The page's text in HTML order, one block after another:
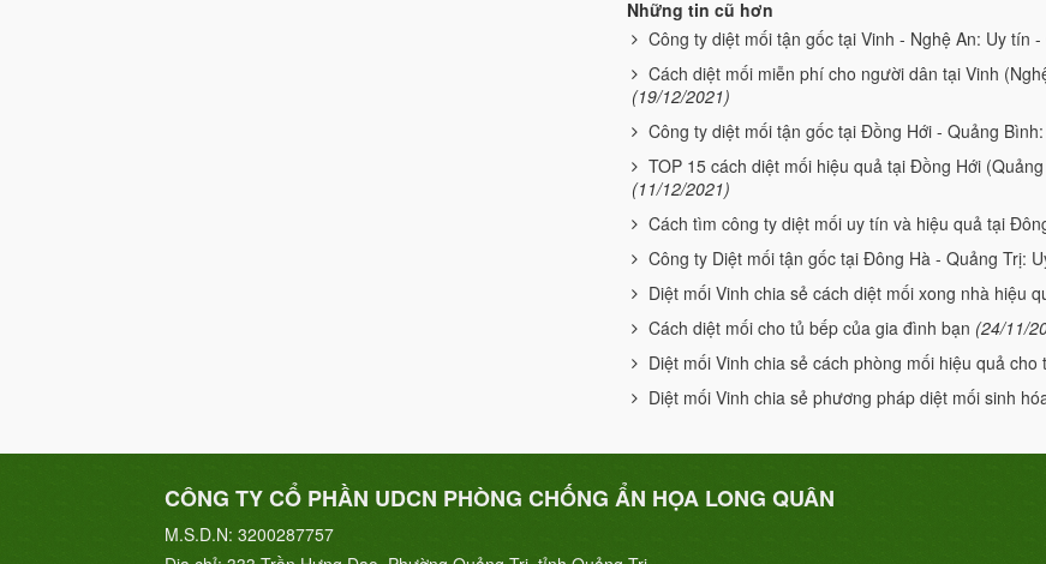
Những tin cũ hơn
Công ty diệt mối tận gốc tại Vinh - Nghệ An: Uy tín
Cách diệt mối miễn phí cho người dân tại Vinh
(19/12/2021)
Công ty diệt mối tận gốc tại Đồng Hới - Quảng
TOP 15 cách diệt mối hiệu quả tại Đồng Hới
(11/12/2021)
Cách tìm công ty diệt mối uy tín và hiệu quả tại
Công ty Diệt mối tận gốc tại Đông Hà - Quảng Trị:
Diệt mối Vinh chia sẻ cách diệt mối xong nhà hiệu
Cách diệt mối cho tủ bếp của gia đình bạn (24/11/
Diệt mối Vinh chia sẻ cách phòng mối hiệu quả cho
Diệt mối Vinh chia sẻ phương pháp diệt mối sinh
CÔNG TY CỔ PHẦN UDCN PHÒNG CHỐNG ẨN HỌA LONG QUÂN
M.S.D.N: 3200287757